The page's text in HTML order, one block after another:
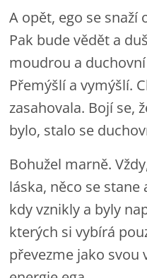
A opět, ego se
Pak bude vědět a
moudrou a
Přemýšlí a vymýšlí.
zasahovala. Bojí se,
bylo, stalo se
Bohužel marně.
láska, něco se
kdy vznikly a byly
kterých si vybírá
převezme jako svou